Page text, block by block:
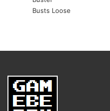
Busts Loose